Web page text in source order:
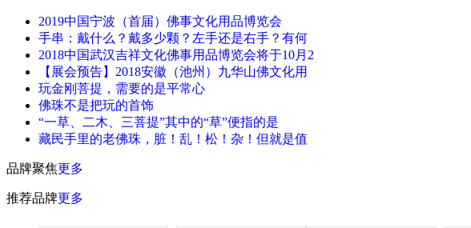
2019中国宁波（首届）佛事文化用品博览会
手串：戴什么？戴多少颗？左手还是右手？有何
2018中国武汉吉祥文化佛事用品博览会将于10月2
【展会预告】2018安徽（池州）九华山佛文化用
玩金刚菩提，需要的是平常心
佛珠不是把玩的首饰
“一草、二木、三菩提”其中的“草”便指的是
藏民手里的老佛珠，脏！乱！松！杂！但就是值
品牌聚焦更多
推荐品牌更多